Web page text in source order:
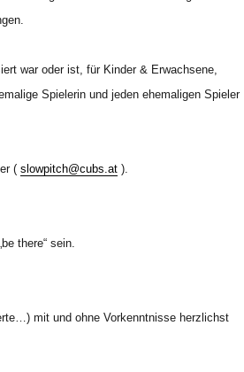
war oder ist, für Kinder & Erwachsene,
Spielerin und jeden ehemaligen Spieler
( slowpitch@cubs.at).
there“ sein.
mit und ohne Vorkenntnisse herzlichst